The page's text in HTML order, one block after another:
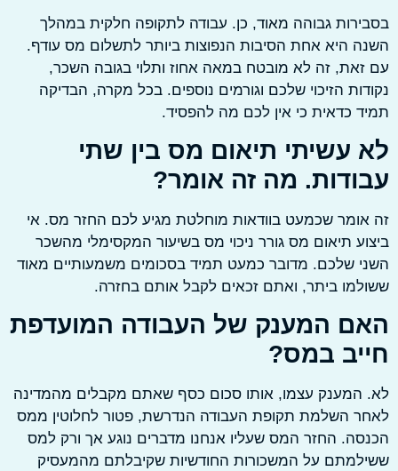
גבוהה מאוד, כן. עבודה לתקופה חלקית במהלך
היא אחת הסיבות הנפוצות ביותר לתשלום מס עודף.
זה לא מובטח במאה אחוז ותלוי בגובה השכר,
הזיכוי שלכם וגורמים נוספים. בכל מקרה, הבדיקה
כדאית כי אין לכם מה להפסיד.
עשיתי תיאום מס בין שתי
מה זה אומר?
שכמעט בוודאות מוחלטת מגיע לכם החזר מס. אי
תיאום מס גורר ניכוי מס בשיעור המקסימלי מהשכר
שלכם. מדובר כמעט תמיד בסכומים משמעותיים מאוד
ביתר, ואתם זכאים לקבל אותם בחזרה.
המענק של העבודה המועדפת
במס?
עצמו, אותו סכום כסף שאתם מקבלים מהמדינה
השלמת תקופת העבודה הנדרשת, פטור לחלוטין ממס
החזר המס שעליו אנחנו מדברים נוגע אך ורק למס
על המשכורות החודשיות שקיבלתם מהמעסיק